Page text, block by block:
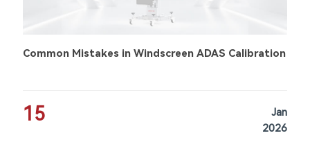
Common Mistakes in Windscreen ADAS Calibration
15
Jan
2026